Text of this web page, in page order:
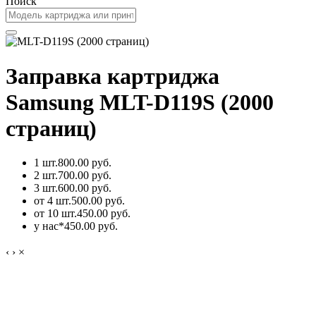
Заправка картриджа
Samsung MLT-D119S (2000
страниц)
1 шт.800.00 руб.
2 шт.700.00 руб.
3 шт.600.00 руб.
от 4 шт.500.00 руб.
от 10 шт.450.00 руб.
у нас*450.00 руб.
‹ › ×